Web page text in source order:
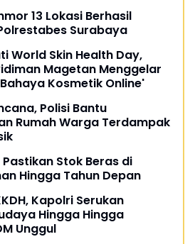
13 Lokasi Berhasil
Surabaya
World Skin Health Day,
Magetan Menggelar
Kosmetik Online'
Polisi Bantu
Rumah Warga Terdampak
Stok Beras di
Hingga Tahun Depan
Kapolri Serukan
Hingga Hingga
Unggul